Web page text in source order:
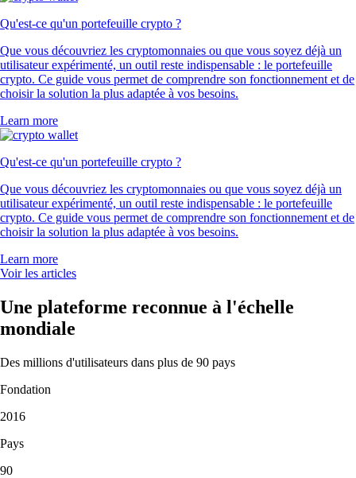
Qu'est-ce qu'un portefeuille crypto ?
Que vous découvriez les cryptomonnaies ou que vous soyez déjà un
utilisateur expérimenté, un outil reste indispensable : le portefeuille
crypto. Ce guide vous permet de comprendre son fonctionnement et de
choisir la solution la plus adaptée à vos besoins.
Learn more
Qu'est-ce qu'un portefeuille crypto ?
Que vous découvriez les cryptomonnaies ou que vous soyez déjà un
utilisateur expérimenté, un outil reste indispensable : le portefeuille
crypto. Ce guide vous permet de comprendre son fonctionnement et de
choisir la solution la plus adaptée à vos besoins.
Learn more
Voir les articles
Une plateforme reconnue à l'échelle
mondiale
Des millions d'utilisateurs dans plus de 90 pays
Fondation
2016
Pays
90